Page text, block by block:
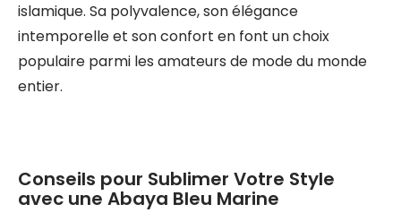
islamique. Sa polyvalence, son élégance
intemporelle et son confort en font un choix
populaire parmi les amateurs de mode du monde
entier.
Conseils pour Sublimer Votre Style
avec une Abaya Bleu Marine